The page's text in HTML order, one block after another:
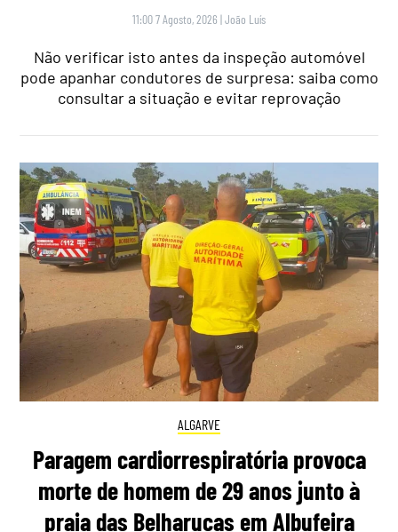
11:00 7 Agosto, 2026 |João Luís
Não verificar isto antes da inspeção automóvel
pode apanhar condutores de surpresa: saiba como
consultar a situação e evitar reprovação
ALGARVE
Paragem cardiorrespiratória provoca
morte de homem de 29 anos junto à
praia das Belharucas em Albufeira